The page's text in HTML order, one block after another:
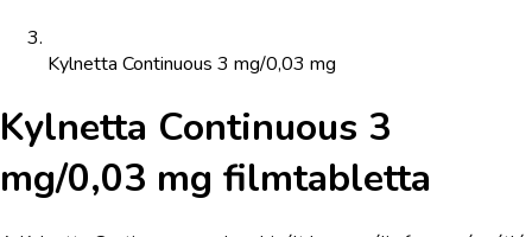
Kylnetta Continuous 3 mg/0,03 mg
Kylnetta Continuous 3
mg/0,03 mg filmtabletta